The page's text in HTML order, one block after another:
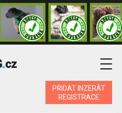
PŘIDAT INZERÁT
REGISTRACE